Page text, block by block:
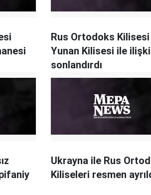
Rus Ortodoks Kilisesi
Yunan Kilisesi ile
sonlandırdı
Ukrayna ile Rus
Kiliseleri resmen